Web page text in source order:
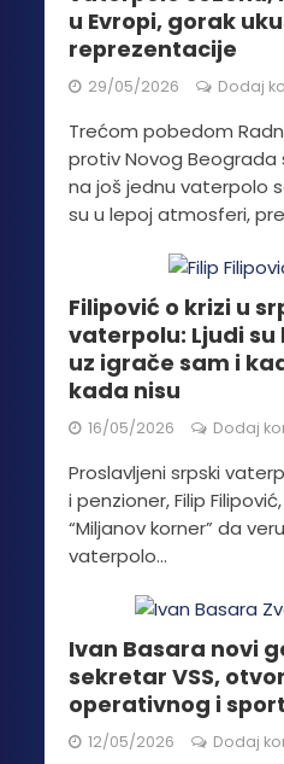
u Evropi, gorak
reprezentacije
29/05/2026 Dodaj
Trećom pobedom
protiv Novog
na još jednu vaterpolo
su u lepoj atmosferi,
Filipović o krizi u
vaterpolu: Ljudi
uz igrače sam i
kada nisu
16/05/2026 Dodaj
Proslavljeni srpski
i penzioner, Filip
“Miljanov korner” da
vaterpolo...
Ivan Basara novi
sekretar VSS,
operativnog i
12/05/2026 Dodaj